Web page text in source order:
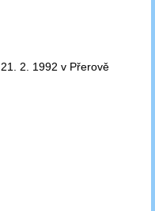
21. 2. 1992 v Přerově